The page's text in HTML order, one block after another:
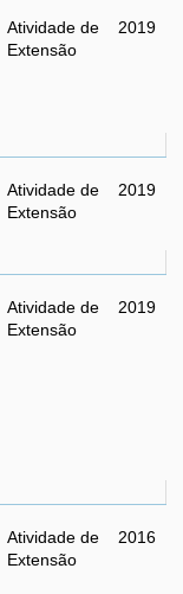
Atividade de
Extensão
2019
Atividade de
Extensão
2019
Atividade de
Extensão
2019
Atividade de
Extensão
2016